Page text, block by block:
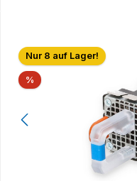
Bildergalerie überspringen
Nur 8 auf Lager!
% Rabatt